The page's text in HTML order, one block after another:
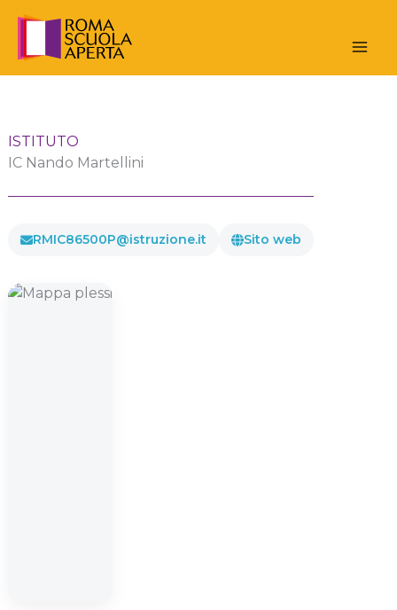
contenuto
ISTITUTO
IC Nando Martellini
RMIC86500P@istruzione.it Sito web